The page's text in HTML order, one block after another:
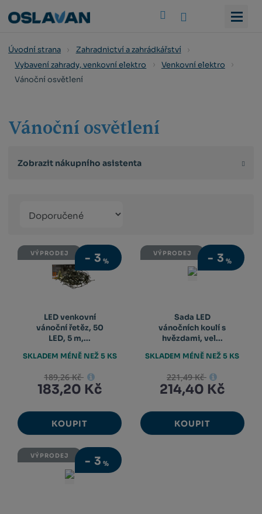
Úvodní strana
Zahradnictví a zahrádkářství
Vybavení zahrady, venkovní elektro
Venkovní elektro
Vánoční osvětlení
Vánoční osvětlení
Zobrazit nákupního asistenta
produktů
- 3%
VÝPRODEJ
LED venkovní
vánoční řetěz, 50
LED, 5 m,...
189,26 Kč
183,20 Kč
KOUPIT
SKLADEM MÉNĚ NEŽ 5 KS
- 3%
VÝPRODEJ
Sada LED
vánočních koulí s
hvězdami, vel...
221,49 Kč
214,40 Kč
KOUPIT
SKLADEM MÉNĚ NEŽ 5 KS
- 3%
VÝPRODEJ